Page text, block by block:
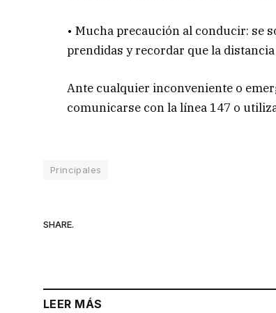
• Mucha precaución al conducir: se
prendidas y recordar que la
Ante cualquier inconveniente o
comunicarse con la línea 147 o
Principales
SHARE.
LEER MÁS